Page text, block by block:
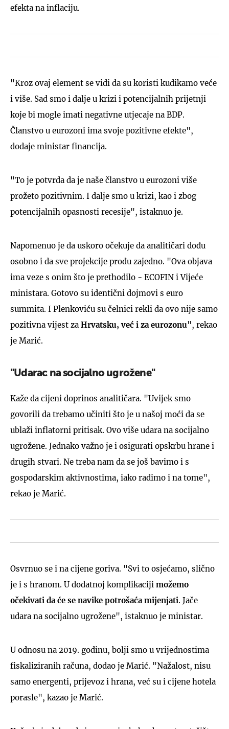
efekta na inflaciju.
"Kroz ovaj element se vidi da su koristi kudikamo veće
i više. Sad smo i dalje u krizi i potencijalnih prijetnji
koje bi mogle imati negativne utjecaje na BDP.
Članstvo u eurozoni ima svoje pozitivne efekte",
dodaje ministar financija.
"To je potvrda da je naše članstvo u eurozoni više
prožeto pozitivnim. I dalje smo u krizi, kao i zbog
potencijalnih opasnosti recesije", istaknuo je.
Napomenuo je da uskoro očekuje da analitičari dođu
osobno i da sve projekcije prođu zajedno. "Ova objava
ima veze s onim što je prethodilo - ECOFIN i Vijeće
ministara. Gotovo su identični dojmovi s euro
summita. I Plenkoviću su čelnici rekli da ovo nije samo
pozitivna vijest za Hrvatsku, već i za eurozonu", rekao
je Marić.
"Udarac na socijalno ugrožene"
Kaže da cijeni doprinos analitičara. "Uvijek smo
govorili da trebamo učiniti što je u našoj moći da se
ublaži inflatorni pritisak. Ovo više udara na socijalno
ugrožene. Jednako važno je i osigurati opskrbu hrane i
drugih stvari. Ne treba nam da se još bavimo i s
gospodarskim aktivnostima, iako radimo i na tome",
rekao je Marić.
Osvrnuo se i na cijene goriva. "Svi to osjećamo, slično
je i s hranom. U dodatnoj komplikaciji možemo
očekivati da će se navike potrošaća mijenjati. Jače
udara na socijalno ugrožene", istaknuo je ministar.
U odnosu na 2019. godinu, bolji smo u vrijednostima
fiskaliziranih računa, dodao je Marić. "Nažalost, nisu
samo energenti, prijevoz i hrana, već su i cijene hotela
porasle", kazao je Marić.